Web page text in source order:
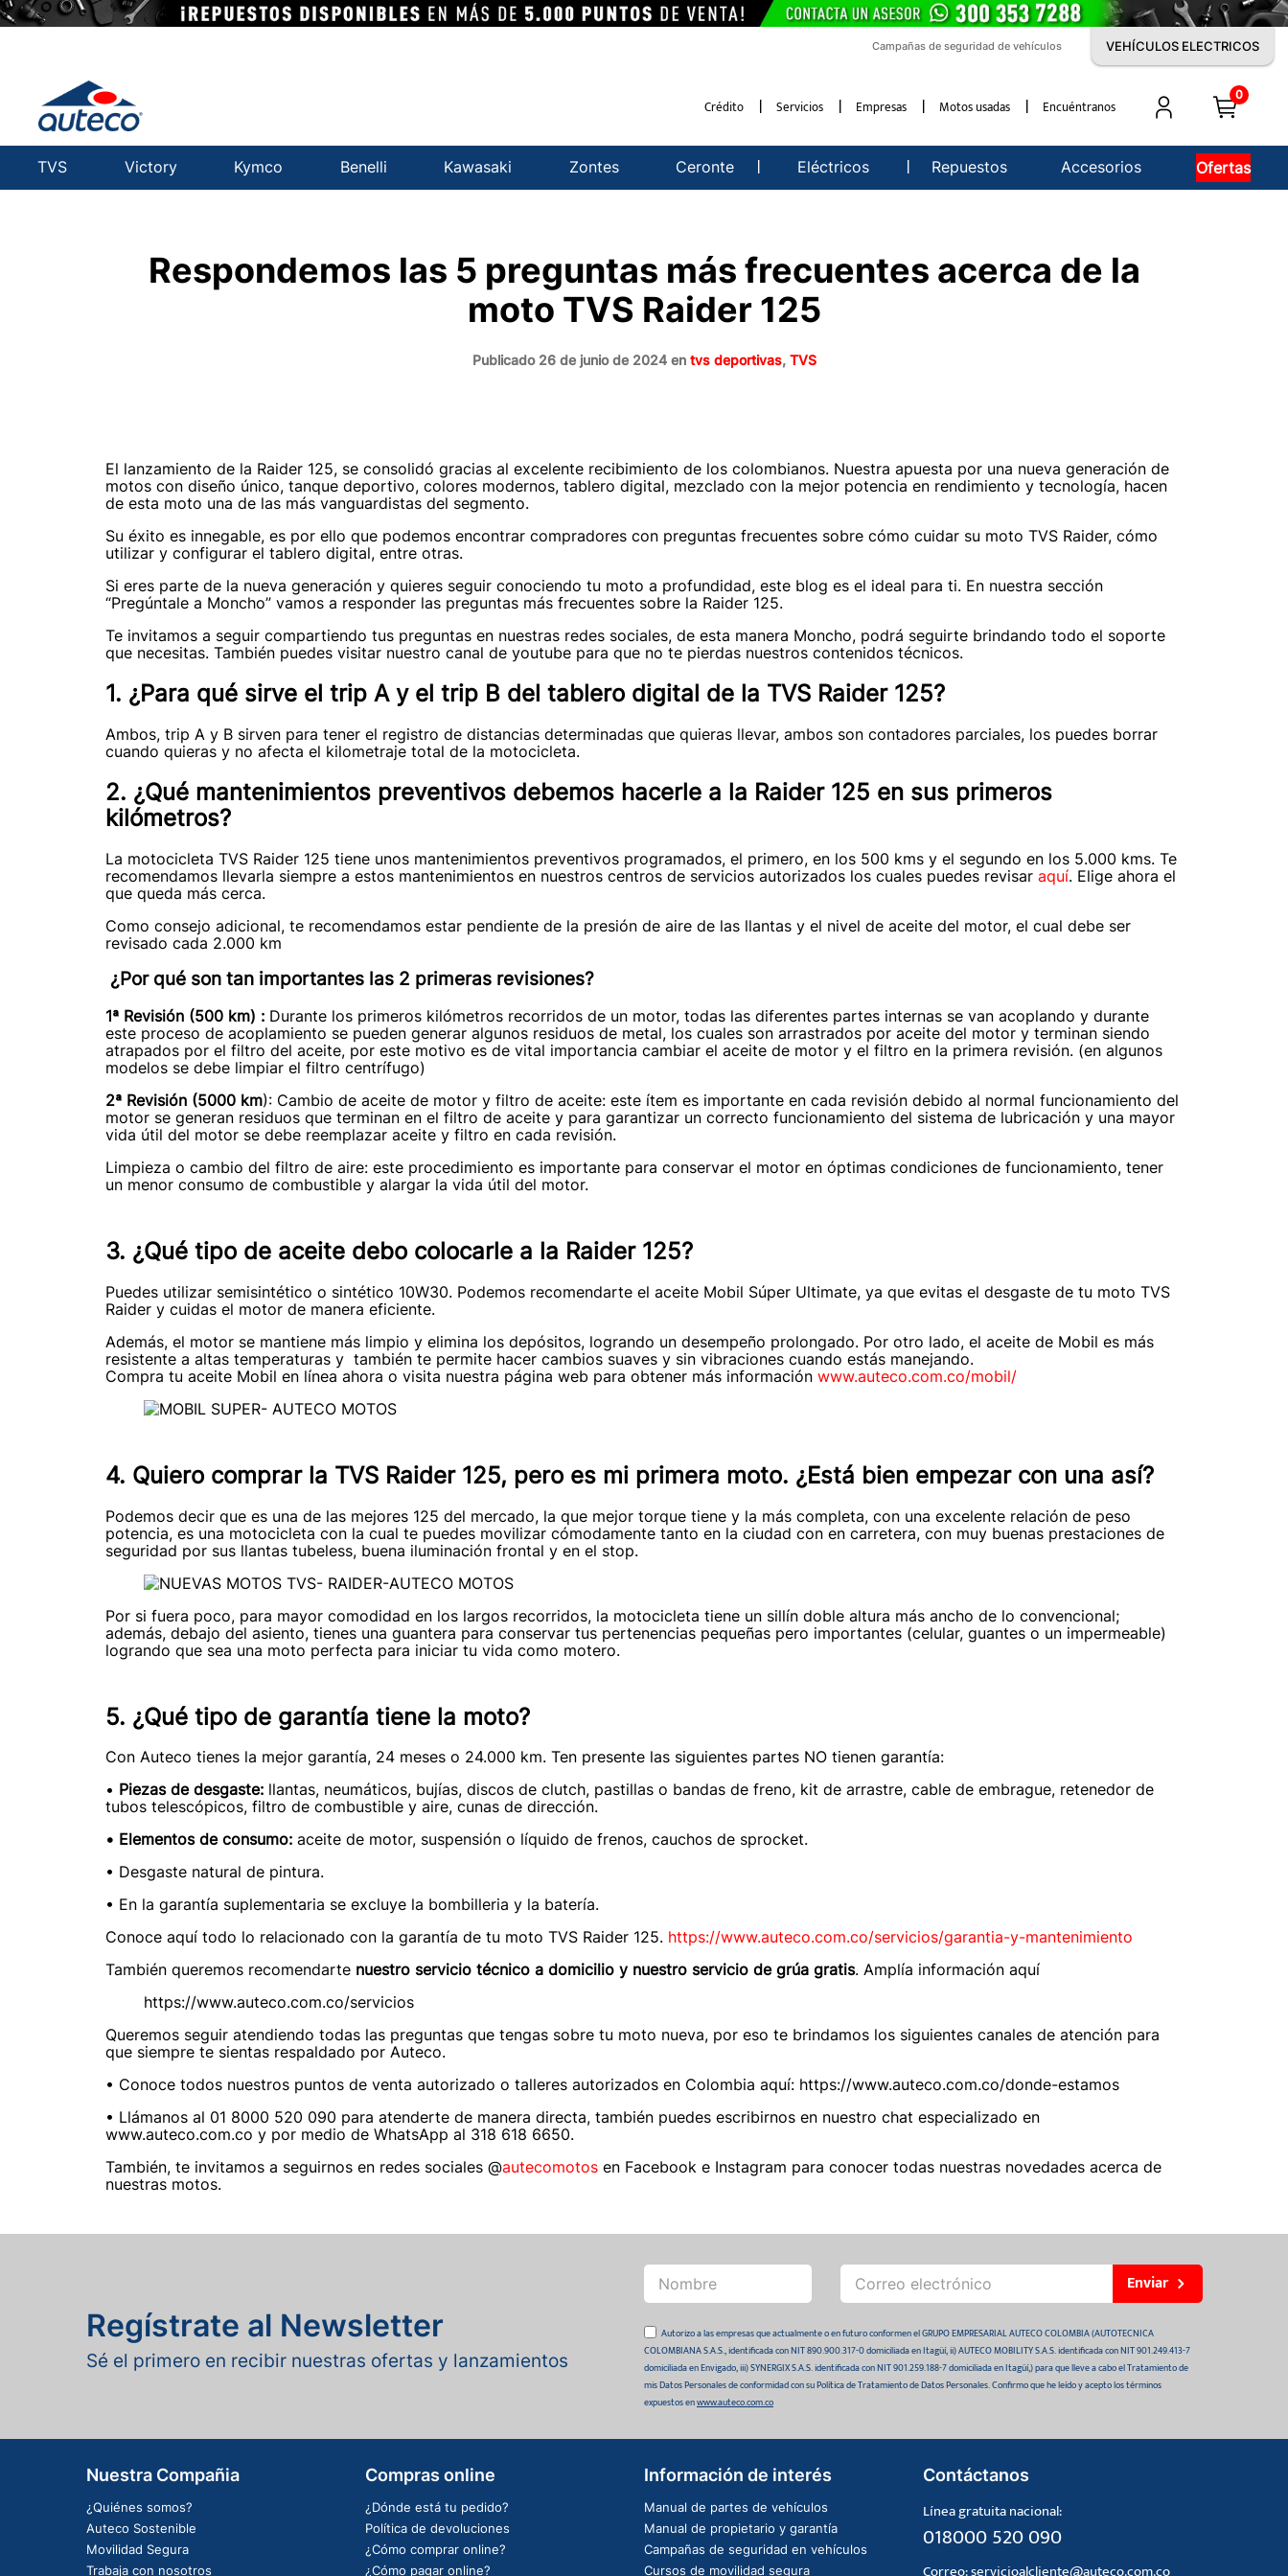
Campañas de seguridad de vehículos VEHÍCULOS ELECTRICOS
Crédito Servicios Empresas Motos usadas Encuéntranos
0
TVS Victory Kymco Benelli Kawasaki Zontes Ceronte Eléctricos Repuestos Accesorios Ofertas
Respondemos las 5 preguntas más frecuentes acerca de la
moto TVS Raider 125
Publicado 26 de junio de 2024 en tvs deportivas, TVS
El lanzamiento de la Raider 125, se consolidó gracias al excelente recibimiento de los colombianos. Nuestra apuesta por una nueva generación de
motos con diseño único, tanque deportivo, colores modernos, tablero digital, mezclado con la mejor potencia en rendimiento y tecnología, hacen
de esta moto una de las más vanguardistas del segmento.
Su éxito es innegable, es por ello que podemos encontrar compradores con preguntas frecuentes sobre cómo cuidar su moto TVS Raider, cómo
utilizar y configurar el tablero digital, entre otras.
Si eres parte de la nueva generación y quieres seguir conociendo tu moto a profundidad, este blog es el ideal para ti. En nuestra sección
“Pregúntale a Moncho” vamos a responder las preguntas más frecuentes sobre la Raider 125.
Te invitamos a seguir compartiendo tus preguntas en nuestras redes sociales, de esta manera Moncho, podrá seguirte brindando todo el soporte
que necesitas. También puedes visitar nuestro canal de youtube para que no te pierdas nuestros contenidos técnicos.
1. ¿Para qué sirve el trip A y el trip B del tablero digital de la TVS Raider 125?
Ambos, trip A y B sirven para tener el registro de distancias determinadas que quieras llevar, ambos son contadores parciales, los puedes borrar
cuando quieras y no afecta el kilometraje total de la motocicleta.
2. ¿Qué mantenimientos preventivos debemos hacerle a la Raider 125 en sus primeros
kilómetros?
La motocicleta TVS Raider 125 tiene unos mantenimientos preventivos programados, el primero, en los 500 kms y el segundo en los 5.000 kms. Te
recomendamos llevarla siempre a estos mantenimientos en nuestros centros de servicios autorizados los cuales puedes revisar aquí. Elige ahora el
que queda más cerca.
Como consejo adicional, te recomendamos estar pendiente de la presión de aire de las llantas y el nivel de aceite del motor, el cual debe ser
revisado cada 2.000 km
¿Por qué son tan importantes las 2 primeras revisiones?
1ª Revisión (500 km) : Durante los primeros kilómetros recorridos de un motor, todas las diferentes partes internas se van acoplando y durante
este proceso de acoplamiento se pueden generar algunos residuos de metal, los cuales son arrastrados por aceite del motor y terminan siendo
atrapados por el filtro del aceite, por este motivo es de vital importancia cambiar el aceite de motor y el filtro en la primera revisión. (en algunos
modelos se debe limpiar el filtro centrífugo)
2ª Revisión (5000 km): Cambio de aceite de motor y filtro de aceite: este ítem es importante en cada revisión debido al normal funcionamiento del
motor se generan residuos que terminan en el filtro de aceite y para garantizar un correcto funcionamiento del sistema de lubricación y una mayor
vida útil del motor se debe reemplazar aceite y filtro en cada revisión.
Limpieza o cambio del filtro de aire: este procedimiento es importante para conservar el motor en óptimas condiciones de funcionamiento, tener
un menor consumo de combustible y alargar la vida útil del motor.
3. ¿Qué tipo de aceite debo colocarle a la Raider 125?
Puedes utilizar semisintético o sintético 10W30. Podemos recomendarte el aceite Mobil Súper Ultimate, ya que evitas el desgaste de tu moto TVS
Raider y cuidas el motor de manera eficiente.
Además, el motor se mantiene más limpio y elimina los depósitos, logrando un desempeño prolongado. Por otro lado, el aceite de Mobil es más
resistente a altas temperaturas y también te permite hacer cambios suaves y sin vibraciones cuando estás manejando.
Compra tu aceite Mobil en línea ahora o visita nuestra página web para obtener más información www.auteco.com.co/mobil/
4. Quiero comprar la TVS Raider 125, pero es mi primera moto. ¿Está bien empezar con una así?
Podemos decir que es una de las mejores 125 del mercado, la que mejor torque tiene y la más completa, con una excelente relación de peso
potencia, es una motocicleta con la cual te puedes movilizar cómodamente tanto en la ciudad con en carretera, con muy buenas prestaciones de
seguridad por sus llantas tubeless, buena iluminación frontal y en el stop.
Por si fuera poco, para mayor comodidad en los largos recorridos, la motocicleta tiene un sillín doble altura más ancho de lo convencional;
además, debajo del asiento, tienes una guantera para conservar tus pertenencias pequeñas pero importantes (celular, guantes o un impermeable)
logrando que sea una moto perfecta para iniciar tu vida como motero.
5. ¿Qué tipo de garantía tiene la moto?
Con Auteco tienes la mejor garantía, 24 meses o 24.000 km. Ten presente las siguientes partes NO tienen garantía:
• Piezas de desgaste: llantas, neumáticos, bujías, discos de clutch, pastillas o bandas de freno, kit de arrastre, cable de embrague, retenedor de
tubos telescópicos, filtro de combustible y aire, cunas de dirección.
• Elementos de consumo: aceite de motor, suspensión o líquido de frenos, cauchos de sprocket.
• Desgaste natural de pintura.
• En la garantía suplementaria se excluye la bombilleria y la batería.
Conoce aquí todo lo relacionado con la garantía de tu moto TVS Raider 125. https://www.auteco.com.co/servicios/garantia-y-mantenimiento
También queremos recomendarte nuestro servicio técnico a domicilio y nuestro servicio de grúa gratis. Amplía información aquí
https://www.auteco.com.co/servicios
Queremos seguir atendiendo todas las preguntas que tengas sobre tu moto nueva, por eso te brindamos los siguientes canales de atención para
que siempre te sientas respaldado por Auteco.
• Conoce todos nuestros puntos de venta autorizado o talleres autorizados en Colombia aquí: https://www.auteco.com.co/donde-estamos
• Llámanos al 01 8000 520 090 para atenderte de manera directa, también puedes escribirnos en nuestro chat especializado en
www.auteco.com.co y por medio de WhatsApp al 318 618 6650.
También, te invitamos a seguirnos en redes sociales @autecomotos en Facebook e Instagram para conocer todas nuestras novedades acerca de
nuestras motos.
Regístrate al Newsletter
Sé el primero en recibir nuestras ofertas y lanzamientos
Enviar
Autorizo a las empresas que actualmente o en futuro conformen el GRUPO EMPRESARIAL AUTECO COLOMBIA (AUTOTECNICA
COLOMBIANA S.A.S., identificada con NIT 890.900.317-0 domiciliada en Itagüí, ii) AUTECO MOBILITY S.A.S. identificada con NIT 901.249.413-7
domiciliada en Envigado, iii) SYNERGIX S.A.S. identificada con NIT 901.259.188-7 domiciliada en Itagüí,) para que lleve a cabo el Tratamiento de
mis Datos Personales de conformidad con su Política de Tratamiento de Datos Personales. Confirmo que he leído y acepto los términos
expuestos enwww.auteco.com.co
Nuestra Compañia
¿Quiénes somos?
Auteco Sostenible
Movilidad Segura
Trabaja con nosotros
Compras online
¿Dónde está tu pedido?
Política de devoluciones
¿Cómo comprar online?
¿Cómo pagar online?
Información de interés
Manual de partes de vehículos
Manual de propietario y garantía
Campañas de seguridad en vehículos
Cursos de movilidad segura
Contáctanos
Línea gratuita nacional:
018000 520 090